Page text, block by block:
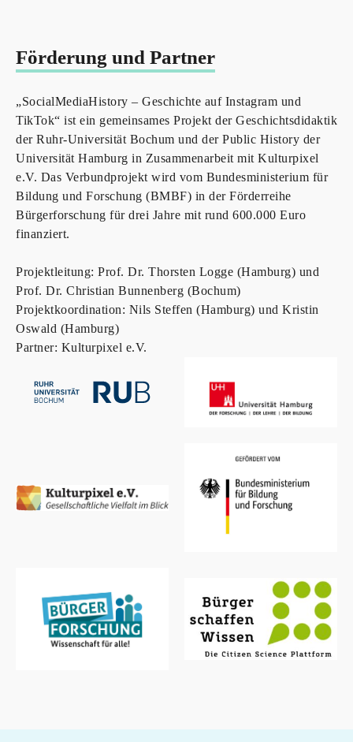
Förderung und Partner
„SocialMediaHistory – Geschichte auf Instagram und
TikTok“ ist ein gemeinsames Projekt der Geschichtsdidaktik
der Ruhr-Universität Bochum und der Public History der
Universität Hamburg in Zusammenarbeit mit Kulturpixel
e.V. Das Verbundprojekt wird vom Bundesministerium für
Bildung und Forschung (BMBF) in der Förderreihe
Bürgerforschung für drei Jahre mit rund 600.000 Euro
finanziert.
Projektleitung: Prof. Dr. Thorsten Logge (Hamburg) und
Prof. Dr. Christian Bunnenberg (Bochum)
Projektkoordination: Nils Steffen (Hamburg) und Kristin
Oswald (Hamburg)
Partner: Kulturpixel e.V.